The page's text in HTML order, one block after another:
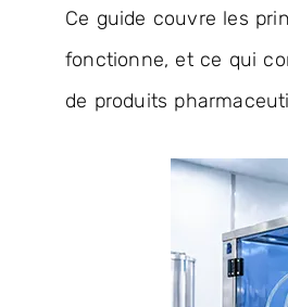
Ce guide couvre les
fonctionne, et ce qui
de produits